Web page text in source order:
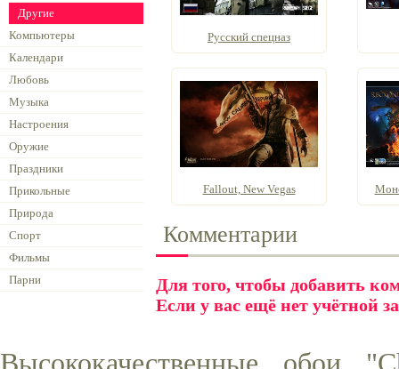
Другие
Компьютеры
Календари
Любовь
Музыка
Настроения
Оружие
Праздники
Прикольные
Природа
Спорт
Фильмы
Парни
Русский спецназ
Fallout, New Vegas
Комментарии
Для того, чтобы добавить
Если у вас ещё нет учётной